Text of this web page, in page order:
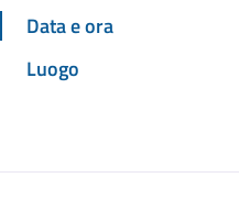
Data e ora
Luogo